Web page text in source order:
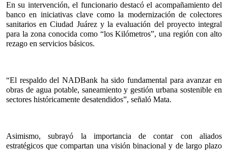
En su intervención, el funcionario destacó el acompañamiento del
banco en iniciativas clave como la modernización de colectores
sanitarios en Ciudad Juárez y la evaluación del proyecto integral
para la zona conocida como “los Kilómetros”, una región con alto
rezago en servicios básicos.
“El respaldo del NADBank ha sido fundamental para avanzar en
obras de agua potable, saneamiento y gestión urbana sostenible en
sectores históricamente desatendidos”, señaló Mata.
Asimismo, subrayó la importancia de contar con aliados
estratégicos que compartan una visión binacional y de largo plazo